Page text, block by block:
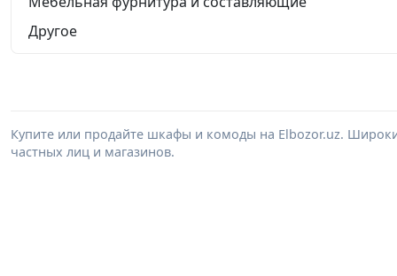
Другое
Купите или продайте шкафы и комоды на Elbozor.uz.
частных лиц и магазинов.